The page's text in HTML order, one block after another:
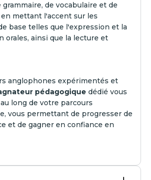
de vocabulaire et de
mettant l'accent sur les
base telles que l'expression et la
orales, ainsi que la lecture et
anglophones expérimentés et
pédagogique dédié vous
long de votre parcours
vous permettant de progresser de
et de gagner en confiance en